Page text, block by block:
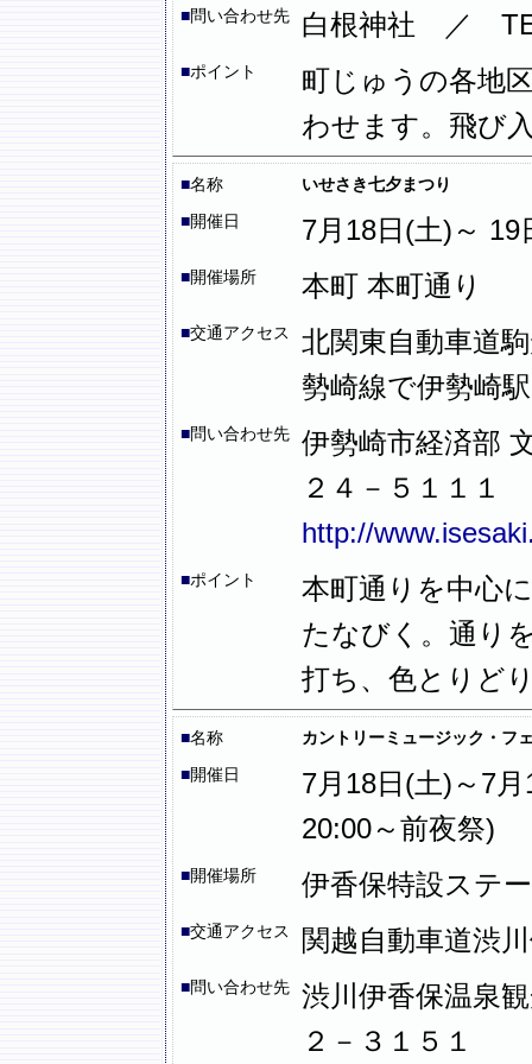
■問い合わせ先 白根神社 ／
■ポイント
町じゅうの各地
わせます。飛び
■名称
いせさき七夕まつり
■開催日 7月18日(土)～ 19
■開催場所 本町 本町通り
■交通アクセス
北関東自動車道
勢崎線で伊勢崎
■問い合わせ先
伊勢崎市経済部
２４－５１１１
http://
■ポイント
本町通りを中心
たなびく。通り
打ち、色とりど
■名称
カントリーミュージック・フ
■開催日
7月18日(土)～7
20:00～前夜祭)
■開催場所 伊香保特設ステ
■交通アクセス 関越自動車道渋
■問い合わせ先
渋川伊香保温泉
２－３１５１